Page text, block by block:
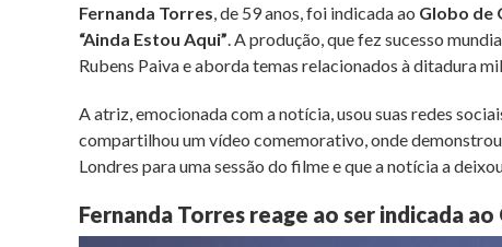
Fernanda Torres, de 59 anos, foi indicada ao Globo de
“Ainda Estou Aqui”. A produção, que fez sucesso
Rubens Paiva e aborda temas relacionados à ditadura
A atriz, emocionada com a notícia, usou suas redes
compartilhou um vídeo comemorativo, onde
Londres para uma sessão do filme e que a notícia a
Fernanda Torres reage ao ser indicada